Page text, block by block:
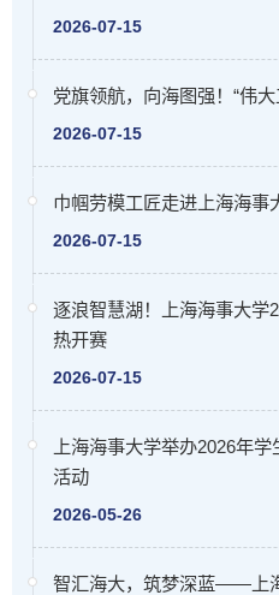
2026-07-15
党旗领航，向海图强！“伟
2026-07-15
巾帼劳模工匠走进上海海事
2026-07-15
逐浪智慧湖！上海海事大学
热开赛
2026-07-15
上海海事大学举办2026年
活动
2026-05-26
智汇海大，筑梦深蓝——上